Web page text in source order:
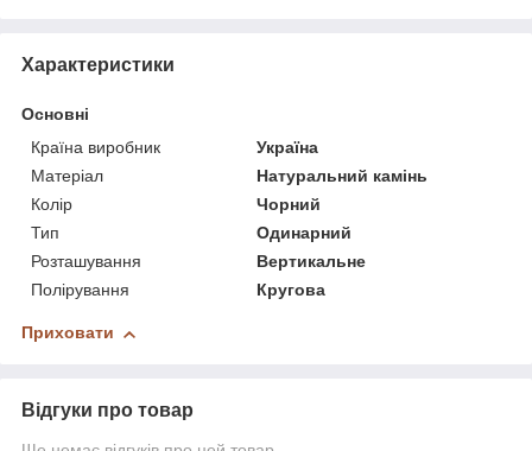
Характеристики
Основні
Країна виробник
Україна
Матеріал
Натуральний камінь
Колір
Чорний
Тип
Одинарний
Розташування
Вертикальне
Полірування
Кругова
Приховати
Відгуки про товар